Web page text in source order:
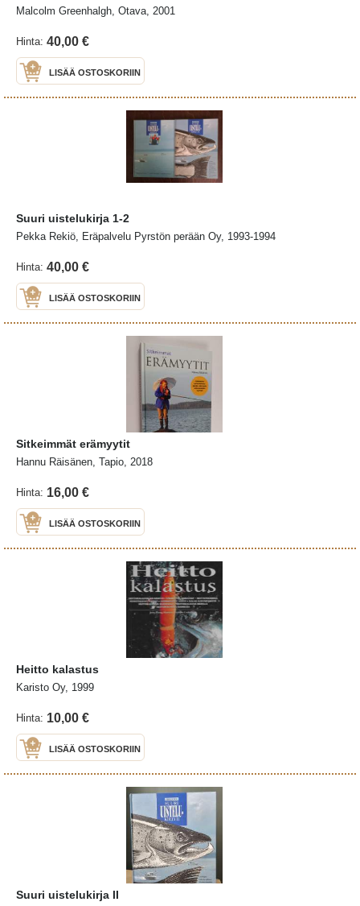
Malcolm Greenhalgh, Otava, 2001
Hinta: 40,00 €
LISÄÄ OSTOSKORIIN
Suuri uistelukirja 1-2
Pekka Rekiö, Eräpalvelu Pyrstön perään Oy, 1993-1994
Hinta: 40,00 €
LISÄÄ OSTOSKORIIN
Sitkeimmät erämyytit
Hannu Räisänen, Tapio, 2018
Hinta: 16,00 €
LISÄÄ OSTOSKORIIN
Heitto kalastus
Karisto Oy, 1999
Hinta: 10,00 €
LISÄÄ OSTOSKORIIN
Suuri uistelukirja II